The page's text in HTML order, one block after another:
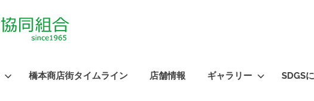
橋本商店街タイムライン 店舗情報 ギャラリー SDGS